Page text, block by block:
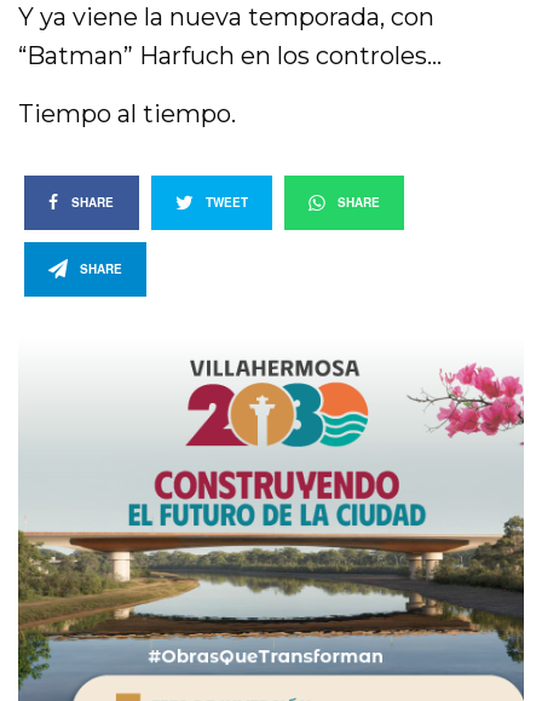
Y ya viene la nueva temporada, con
“Batman” Harfuch en los controles…
Tiempo al tiempo.
SHARE TWEET SHARE
SHARE